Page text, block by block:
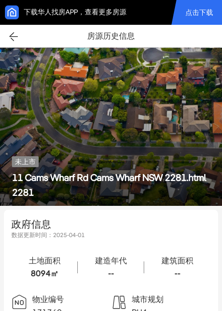
下载华人找房APP，查看更多房源 点击下载
房源历史信息
未上市
11 Cams Wharf Rd Cams Wharf NSW 2281.html
2281
政府信息
数据更新时间： 2025-04-01
土地面积
8094㎡
建造年代
--
建筑面积
--
物业编号
城市规划